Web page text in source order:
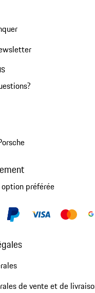
préférée
de vente et de